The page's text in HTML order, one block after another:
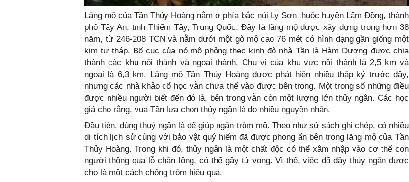
Lăng mộ của Tần Thủy Hoàng nằm ở phía bắc núi Ly Sơn thuộc huyện Lâm Đồng, thành
phố Tây An, tỉnh Thiểm Tây, Trung Quốc. Đây là lăng mộ được xây dựng trong hơn 38
năm, từ 246-208 TCN và nằm dưới một gò mộ cao 76 mét có hình dạng gần giống một
kim tự tháp. Bố cục của nó mô phỏng theo kinh đô nhà Tần là Hàm Dương được chia
thành các khu nội thành và ngoại thành. Chu vi của khu vực nội thành là 2,5 km và
ngoại là 6,3 km. Lăng mộ Tần Thủy Hoàng được phát hiện nhiều thập kỷ trước đây,
nhưng các nhà khảo cổ học vẫn chưa thể vào được bên trong. Một trong số những điều
được nhiều người biết đến đó là, bên trong vẫn còn một lượng lớn thủy ngân. Các học
giả cho rằng, vua Tần lựa chọn thủy ngân là do nhiều nguyên nhân.
Đầu tiên, dùng thuỷ ngân là để giúp ngăn trộm mộ. Theo như sử sách ghi chép, có nhiều
di tích lịch sử cùng với bảo vật quý hiếm đã được phong ấn bên trong lăng mộ của Tần
Thủy Hoàng. Trong khi đó, thủy ngân là một chất độc có thể xâm nhập vào cơ thể con
người thông qua lỗ chân lông, có thể gây tử vong. Vì thế, việc đổ đầy thủy ngân được
cho là một cách chống trộm hiệu quả.